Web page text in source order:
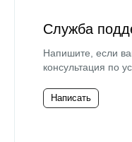
Служба
Напишите, если
консультация по
Написать